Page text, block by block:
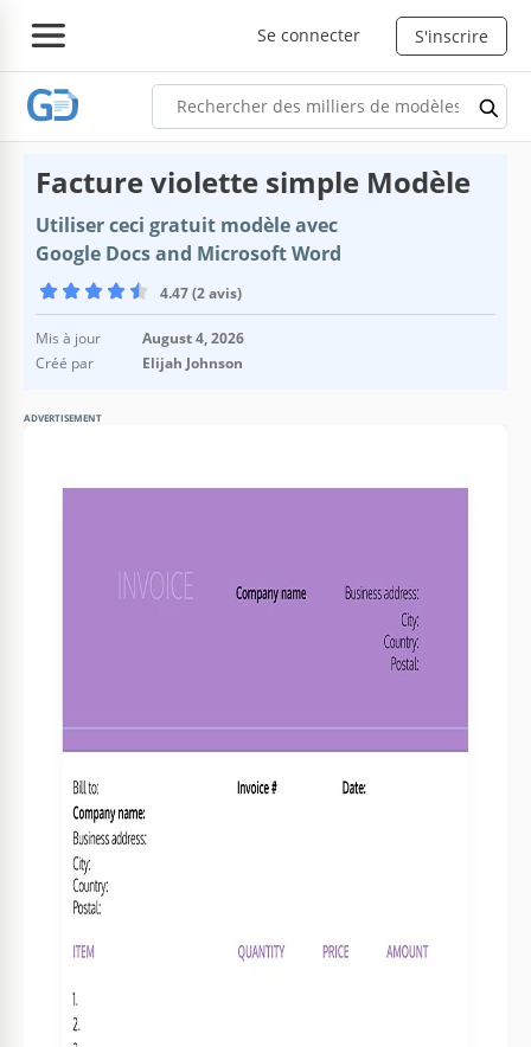
Se connecter S'inscrire
Facture violette simple Modèle
Utiliser ceci gratuit modèle avec
Google Docs and Microsoft Word
4.47 (2 avis)
Mis à jour
August 4, 2026
Créé par
Elijah Johnson
ADVERTISEMENT